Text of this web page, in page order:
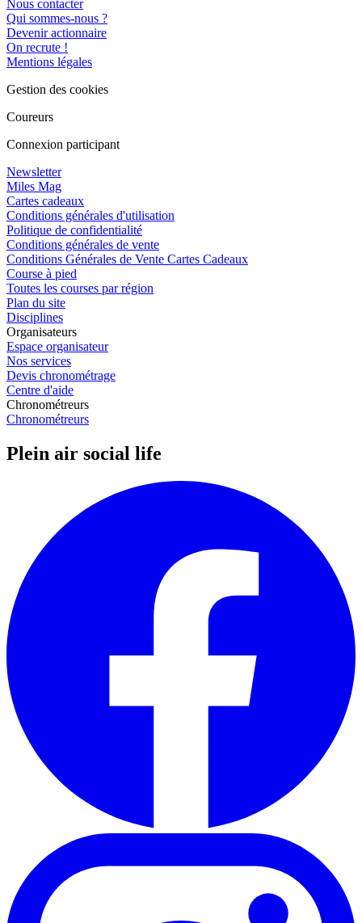
Nous contacter
Qui sommes-nous ?
Devenir actionnaire
On recrute !
Mentions légales
Gestion des cookies
Coureurs
Connexion participant
Newsletter
Miles Mag
Cartes cadeaux
Conditions générales d'utilisation
Politique de confidentialité
Conditions générales de vente
Conditions Générales de Vente Cartes Cadeaux
Course à pied
Toutes les courses par région
Plan du site
Disciplines
Organisateurs
Espace organisateur
Nos services
Devis chronométrage
Centre d'aide
Chronométreurs
Chronométreurs
Plein air social life